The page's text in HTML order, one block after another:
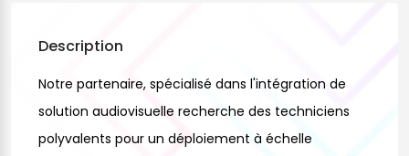
Description
Notre partenaire, spécialisé dans l'intégration de
solution audiovisuelle recherche des techniciens
polyvalents pour un déploiement à échelle